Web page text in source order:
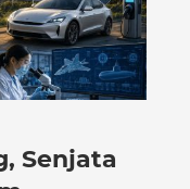
Senjata